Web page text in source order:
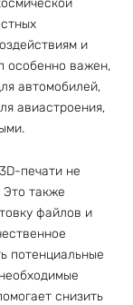
и
особенно важен,
автомобилей,
авиастроения,
печати не
Это также
файлов и
потенциальные
снизить